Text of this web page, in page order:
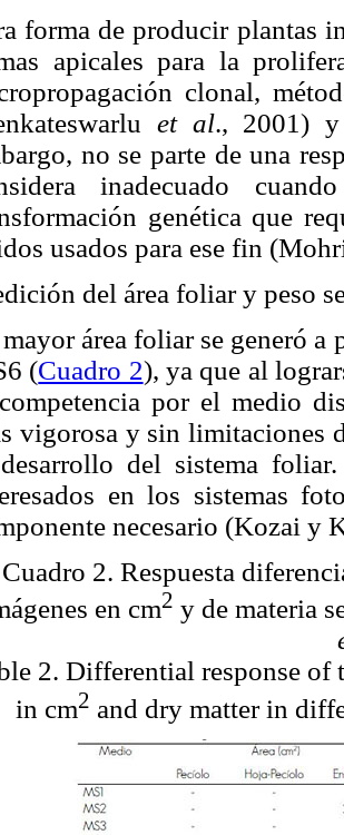
forma de producir plantas
apicales para la
clonal,
et al., 2001)
no se parte de una
inadecuado
genética que
usados para ese fin
del área foliar y peso
área foliar se generó a
(Cuadro 2), ya que al
por el medio
vigorosa y sin limitaciones
del sistema
en los sistemas
necesario (Kozai y
Cuadro 2. Respuesta
en cm2 y de materia
2. Differential response of
in cm2 and dry matter in